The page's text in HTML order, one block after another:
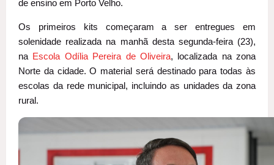
de ensino em Porto Velho.
Os primeiros kits começaram a ser entregues em
solenidade realizada na manhã desta segunda-feira (23),
na Escola Odília Pereira de Oliveira, localizada na zona
Norte da cidade. O material será destinado para todas às
escolas da rede municipal, incluindo as unidades da zona
rural.